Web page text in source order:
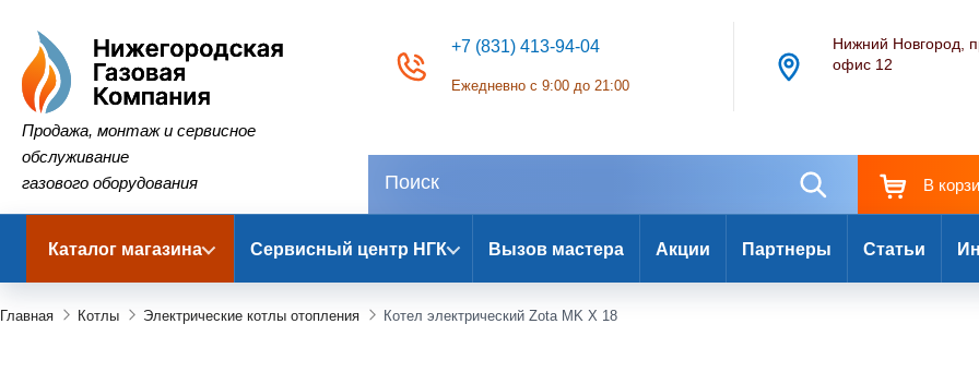
Нижегородская Газовая Компания
Продажа, монтаж и сервисное
обслуживание
газового оборудования
+7 (831) 413-94-04
Ежедневно с 9:00 до 21:00
Нижний Новгород,
офис 12
В
Каталог магазина Сервисный центр НГК Вызов мастера Акции Партнеры Статьи
Главная Котлы Электрические котлы отопления Котел электрический Zota MK X 18